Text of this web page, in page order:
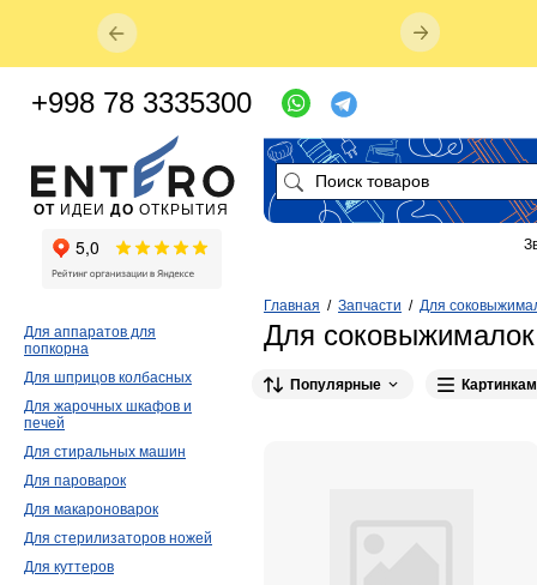
Главная / Запчасти / Для
Для соковыжималок
Популярные
Для аппаратов для
попкорна
Для шприцов колбасных
Для жарочных шкафов и
печей
Для стиральных машин
Для пароварок
Для макароноварок
Для стерилизаторов ножей
Для куттеров
ОТ ИДЕИ ДО ОТКРЫТИЯ
+998 78 3335300